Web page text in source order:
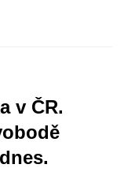
v ČR.